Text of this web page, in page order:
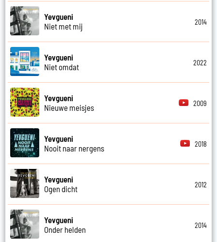
Yevgueni
Niet met mij
2014
Yevgueni
Niet omdat
2022
Yevgueni
Nieuwe meisjes
2009
Yevgueni
Nooit naar nergens
2018
Yevgueni
Ogen dicht
2012
Yevgueni
Onder helden
2014